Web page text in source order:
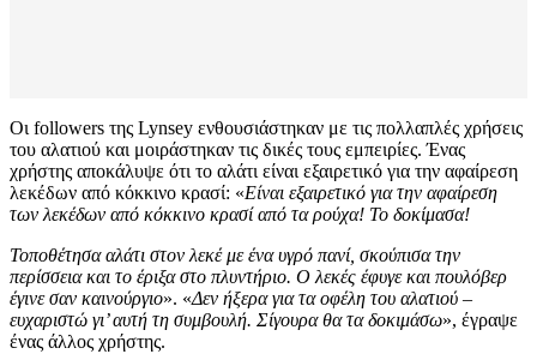
Οι followers της Lynsey ενθουσιάστηκαν με τις πολλαπλές χρήσεις
του αλατιού και μοιράστηκαν τις δικές τους εμπειρίες. Ένας
χρήστης αποκάλυψε ότι το αλάτι είναι εξαιρετικό για την αφαίρεση
λεκέδων από κόκκινο κρασί: «Είναι εξαιρετικό για την αφαίρεση
των λεκέδων από κόκκινο κρασί από τα ρούχα! Το δοκίμασα!
Τοποθέτησα αλάτι στον λεκέ με ένα υγρό πανί, σκούπισα την
περίσσεια και το έριξα στο πλυντήριο. Ο λεκές έφυγε και πουλόβερ
έγινε σαν καινούργιο». «Δεν ήξερα για τα οφέλη του αλατιού –
ευχαριστώ γι’ αυτή τη συμβουλή. Σίγουρα θα τα δοκιμάσω», έγραψε
ένας άλλος χρήστης.